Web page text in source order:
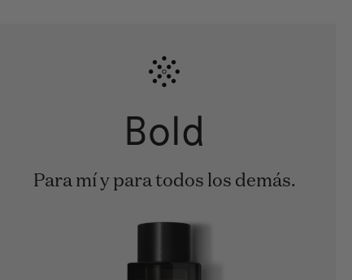
Bold
Para mí y para todos los demás.